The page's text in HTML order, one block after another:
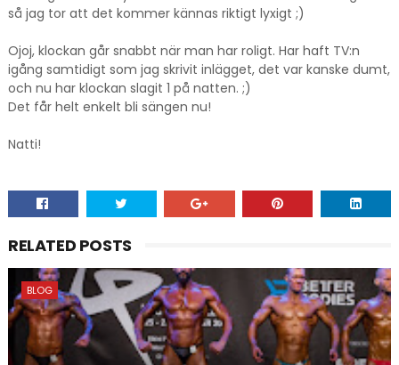
så jag tor att det kommer kännas riktigt lyxigt ;)
Ojoj, klockan går snabbt när man har roligt. Har haft TV:n
igång samtidigt som jag skrivit inlägget, det var kanske dumt,
och nu har klockan slagit 1 på natten. ;)
Det får helt enkelt bli sängen nu!
Natti!
RELATED POSTS
BLOG